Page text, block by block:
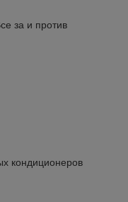
за и против
кондиционеров